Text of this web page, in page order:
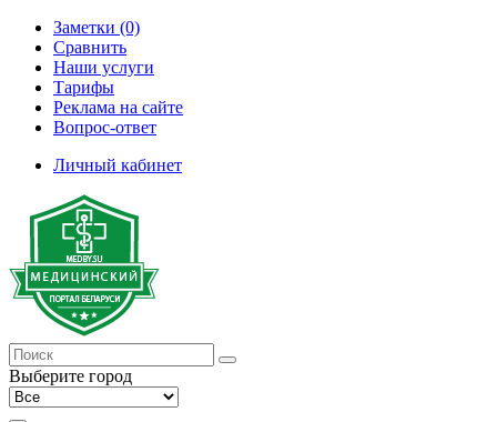
Заметки (0)
Сравнить
Наши услуги
Тарифы
Реклама на сайте
Вопрос-ответ
Личный кабинет
Выберите город